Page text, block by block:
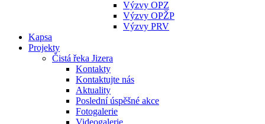
Výzvy OPZ
Výzvy OPŽP
Výzvy PRV
Kapsa
Projekty
Čistá řeka Jizera
Kontakty
Kontaktujte nás
Aktuality
Poslední úspěšné akce
Fotogalerie
Videogalerie